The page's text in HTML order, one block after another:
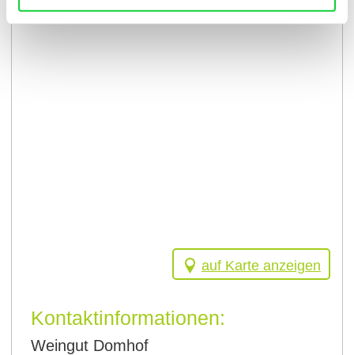
auf Karte anzeigen
Kontaktinformationen:
Weingut Domhof